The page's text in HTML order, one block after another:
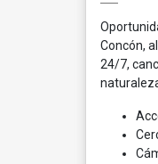
Concón,
24/7,